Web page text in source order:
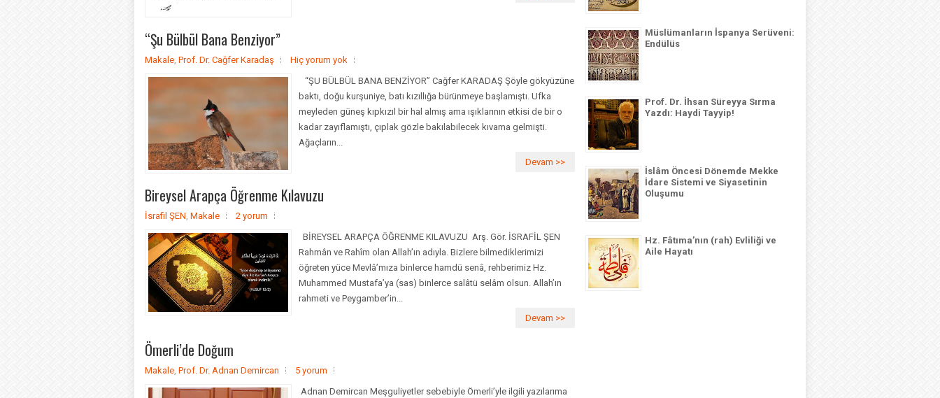
“Şu Bülbül Bana Benziyor”
Makale, Prof. Dr. Cağfer Karadaş
Hiç yorum yok
“ŞU BÜLBÜL BANA BENZİYOR” Cağfer KARADAŞ Şöyle gökyüzüne
baktı, doğu kurşuniye, batı kızıllığa bürünmeye başlamıştı. Ufka
meyleden güneş kıpkızıl bir hal almış ama ışıklarının etkisi de bir o
kadar zayıflamıştı, çıplak gözle bakılabilecek kıvama gelmişti.
Ağaçların...
Devam >>
Bireysel Arapça Öğrenme Kılavuzu
İsrafil ŞEN, Makale
2 yorum
BİREYSEL ARAPÇA ÖĞRENME KILAVUZU Arş. Gör. İSRAFİL ŞEN
Rahmân ve Rahîm olan Allah’ın adıyla. Bizlere bilmediklerimizi
öğreten yüce Mevlâ’mıza binlerce hamdü senâ, rehberimiz Hz.
Muhammed Mustafa’ya (sas) binlerce salâtü selâm olsun. Allah’ın
rahmeti ve Peygamber’in...
Devam >>
Ömerli’de Doğum
Makale, Prof. Dr. Adnan Demircan
5 yorum
Adnan Demircan Meşguliyetler sebebiyle Ömerli’yle ilgili yazılarıma
Müslümanların İspanya Serüveni:
Endülüs
Prof. Dr. İhsan Süreyya Sırma
Yazdı: Haydi Tayyip!
İslâm Öncesi Dönemde Mekke
İdare Sistemi ve Siyasetinin
Oluşumu
Hz. Fâtıma’nın (rah) Evliliği ve
Aile Hayatı